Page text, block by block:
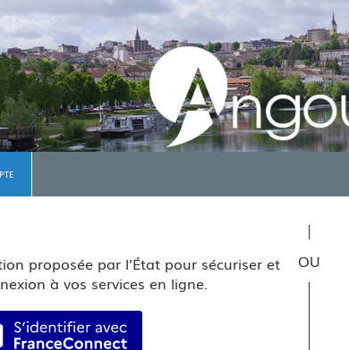
proposée par l’État pour sécuriser et
à vos services en ligne.
S’identifier avec FranceConnect